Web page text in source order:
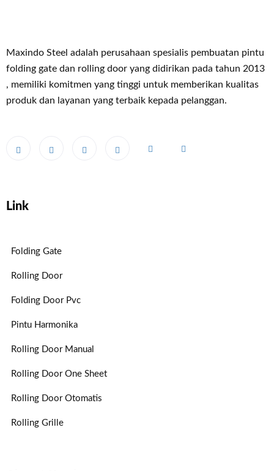
Maxindo Steel adalah perusahaan spesialis pembuatan pintu
folding gate dan rolling door yang didirikan pada tahun 2013
, memiliki komitmen yang tinggi untuk memberikan kualitas
produk dan layanan yang terbaik kepada pelanggan.
Link
Folding Gate
Rolling Door
Folding Door Pvc
Pintu Harmonika
Rolling Door Manual
Rolling Door One Sheet
Rolling Door Otomatis
Rolling Grille